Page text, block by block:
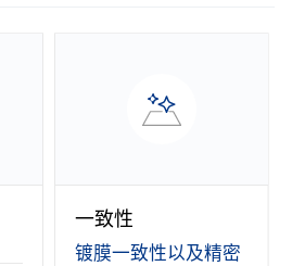
一致性
镀膜一致性以及精密